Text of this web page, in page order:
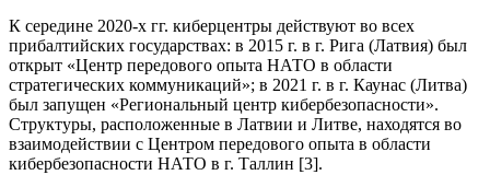
К середине 2020-х гг. киберцентры действуют во всех
прибалтийских государствах: в 2015 г. в г. Рига (Латвия) был
открыт «Центр передового опыта НАТО в области
стратегических коммуникаций»; в 2021 г. в г. Каунас (Литва)
был запущен «Региональный центр кибербезопасности».
Структуры, расположенные в Латвии и Литве, находятся во
взаимодействии с Центром передового опыта в области
кибербезопасности НАТО в г. Таллин [3].